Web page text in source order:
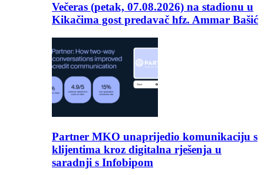
Večeras (petak, 07.08.2026) na stadionu u
Kikačima gost predavač hfz. Ammar Bašić
Partner MKO unaprijedio komunikaciju s
klijentima kroz digitalna rješenja u
saradnji s Infobipom